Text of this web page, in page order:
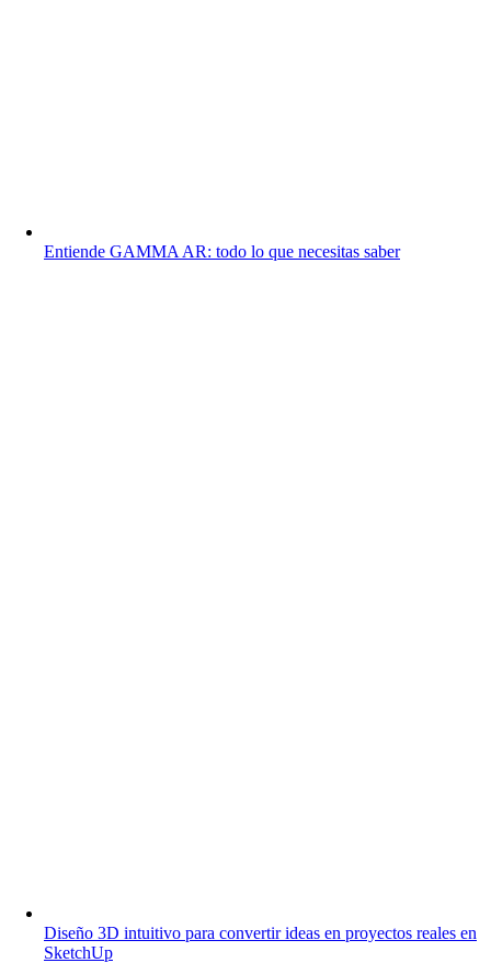
Entiende GAMMA AR: todo lo que necesitas saber
Diseño 3D intuitivo para convertir ideas en proyectos reales en
SketchUp